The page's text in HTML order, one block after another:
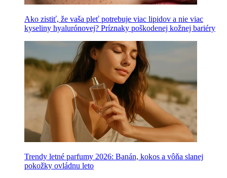
Ako zistiť, že vaša pleť potrebuje viac lipidov a nie viac
kyseliny hyalurónovej? Príznaky poškodenej kožnej bariéry
Trendy letné parfumy 2026: Banán, kokos a vôňa slanej
pokožky ovládnu leto